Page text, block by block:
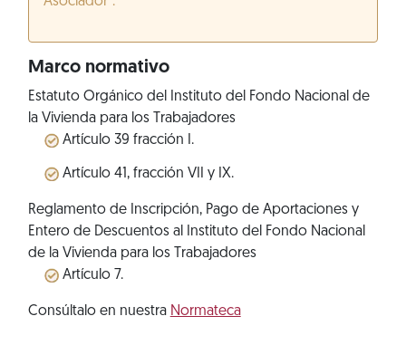
Marco normativo
Estatuto Orgánico del Instituto del Fondo Nacional de
la Vivienda para los Trabajadores
Artículo 39 fracción I.
Artículo 41, fracción VII y IX.
Reglamento de Inscripción, Pago de Aportaciones y
Entero de Descuentos al Instituto del Fondo Nacional
de la Vivienda para los Trabajadores
Artículo 7.
Consúltalo en nuestra Normateca